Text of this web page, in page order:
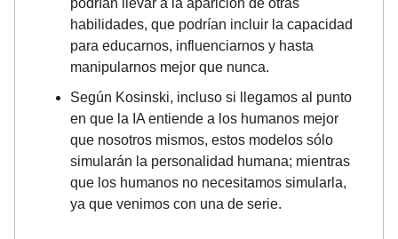
podrían llevar a la aparición de otras
habilidades, que podrían incluir la capacidad
para educarnos, influenciarnos y hasta
manipularnos mejor que nunca.
Según Kosinski, incluso si llegamos al punto
en que la IA entiende a los humanos mejor
que nosotros mismos, estos modelos sólo
simularán la personalidad humana; mientras
que los humanos no necesitamos simularla,
ya que venimos con una de serie.